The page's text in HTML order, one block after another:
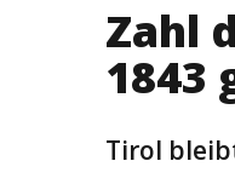
Zahl
1843
Tirol